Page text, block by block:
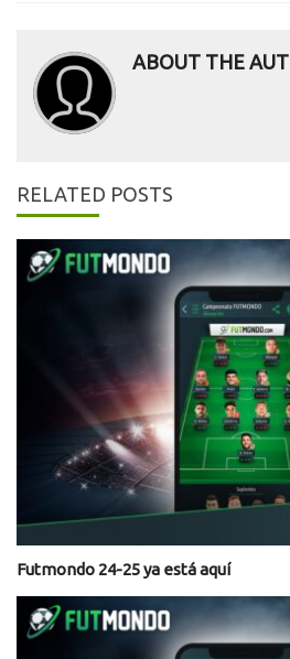
ABOUT THE
RELATED POSTS
Futmondo 24-25 ya está aquí